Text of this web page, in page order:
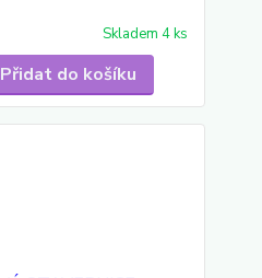
Skladem 4 ks
Přidat do košíku